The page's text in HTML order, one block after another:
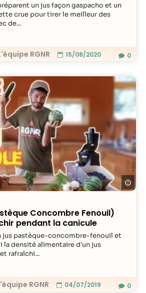
RGNR 15/08/2020
un jus façon gaspacho et un
crue pour tirer le meilleur des
de...
0
Concombre Fenouil)
pendant la canicule
RGNR 04/07/2019
jus pastèque-concombre-fenouil et
la densité alimentaire d'un jus
rafraîchi...
0